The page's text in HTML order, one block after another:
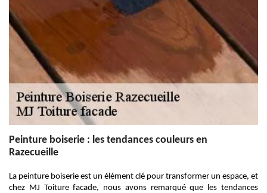
Peinture boiserie : les tendances couleurs en
Razecueille
La peinture boiserie est un élément clé pour transformer un espace, et
chez MJ Toiture facade, nous avons remarqué que les tendances